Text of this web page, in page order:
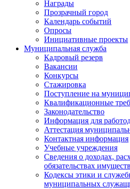
Награды
Прозрачный город
Календарь событий
Опросы
Инициативные проекты
Муниципальная служба
Кадровый резерв
Вакансии
Конкурсы
Стажировка
Поступление на
Квалификационные
Законодательство
Информация для
Аттестация
Контактная информация
Учебные учреждения
Сведения о доходах,
обязательствах
Кодексы этики и
муниципальных